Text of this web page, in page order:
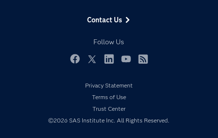
Contact Us
Follow Us
Developers
Documentation
Events
My SAS
Newsroom
Products
Privacy Statement
Terms of Use
Trust Center
©2026 SAS Institute Inc. All Rights Reserved.